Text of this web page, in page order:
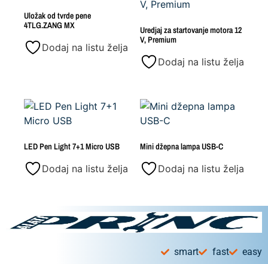
Uložak od tvrde pene
4TLG.ZANG MX
Dodaj na listu želja
Uredjaj za startovanje motora 12
V, Premium
Dodaj na listu želja
LED Pen Light 7+1 Micro USB
Dodaj na listu želja
Mini džepna lampa USB-C
Dodaj na listu želja
smart fast easy